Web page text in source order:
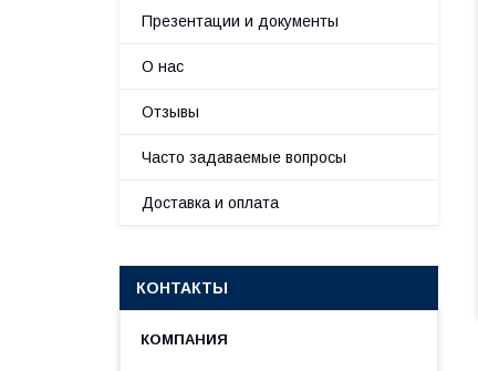
Презентации и документы
О нас
Отзывы
Часто задаваемые вопросы
Доставка и оплата
КОНТАКТЫ